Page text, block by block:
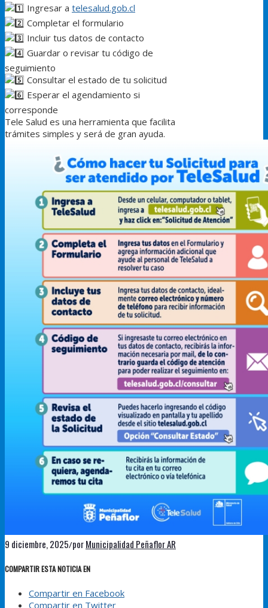
Ingresar a telesalud.gob.cl
Completar el formulario
Incluir tus datos de contacto
Guardar o revisar tu código de
seguimiento
Consultar el estado de tu solicitud
Esperar el agendamiento si
corresponde
Tele Salud es una herramienta que facilita
trámites simples y será de gran ayuda.
9 diciembre, 2025/porMunicipalidad Peñaflor AR
COMPARTIR ESTA NOTICIA EN
Compartir en Facebook
Compartir en Twitter